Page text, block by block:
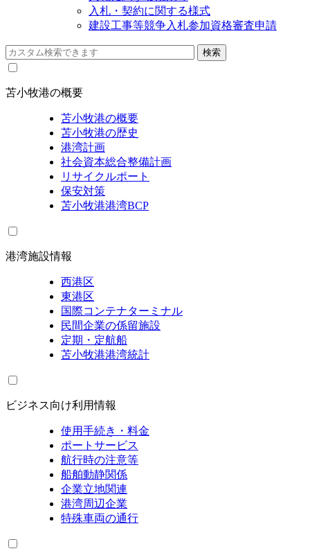
入札・契約に関する様式
建設工事等競争入札参加資格審査申請
苫小牧港の概要
苫小牧港の概要
苫小牧港の歴史
港湾計画
社会資本総合整備計画
リサイクルポート
保安対策
苫小牧港港湾BCP
港湾施設情報
西港区
東港区
国際コンテナターミナル
民間企業の係留施設
定期・定航船
苫小牧港港湾統計
ビジネス向け利用情報
使用手続き・料金
ポートサービス
航行時の注意等
船舶動静関係
企業立地関連
港湾周辺企業
特殊車両の通行